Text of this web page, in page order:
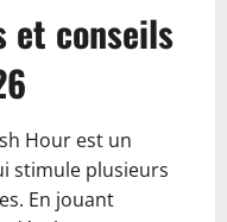
et conseils
Hour est un
stimule plusieurs
En jouant